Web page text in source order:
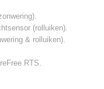
(rolluiken).
& rolluiken).
RTS.